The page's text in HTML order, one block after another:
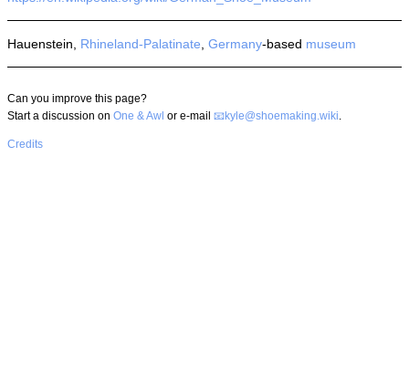
Hauenstein, Rhineland-Palatinate Germany-based museum
Can you improve this page?
Start a discussion on One & Awl or e-mail kyle@shoemaking.wiki.
Credits